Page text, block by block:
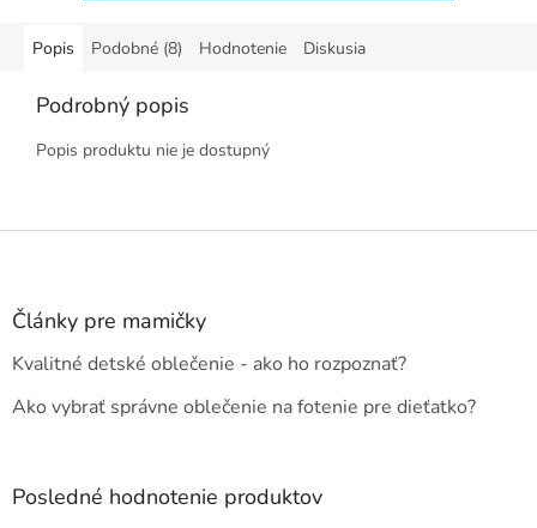
Popis Podobné (8) Hodnotenie Diskusia
Podrobný popis
Popis produktu nie je dostupný
Z
Články pre mamičky
Kvalitné detské oblečenie - ako ho rozpoznať?
Ako vybrať správne oblečenie na fotenie pre dieťatko?
Posledné hodnotenie produktov